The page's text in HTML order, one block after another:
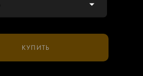
КУПИТЬ